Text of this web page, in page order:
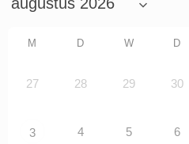
M D W D
27 28 29 30
3 4 5 6